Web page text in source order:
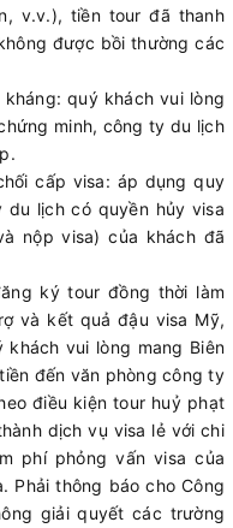
v.v.), tiền tour đã thanh
được bồi thường các
quý khách vui lòng
minh, công ty du lịch
cấp visa: áp dụng quy
lịch có quyền hủy visa
nộp visa) của khách đã
ký tour đồng thời làm
và kết quả đậu visa Mỹ,
khách vui lòng mang Biên
đến văn phòng công ty
điều kiện tour huỷ phạt
dịch vụ visa lẻ với chi
phí phỏng vấn visa của
Phải thông báo cho Công
giải quyết các trường